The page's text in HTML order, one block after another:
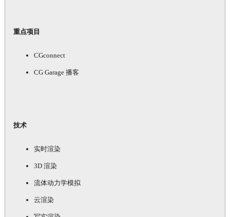
重点项目
CGconnect
CG Garage 播客
技术
实时渲染
3D 渲染
流体动力学模拟
云渲染